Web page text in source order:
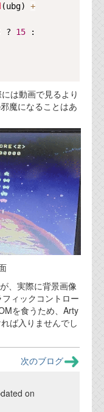
(ubg) +
? 15
は動画で見るより
魔になることはあ
、実際に背景画像
ィックコントロー
を食うため、Arty
ば入りませんでし
次のブログ
on